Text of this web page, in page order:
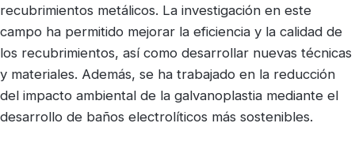
recubrimientos metálicos. La investigación en este
campo ha permitido mejorar la eficiencia y la calidad de
los recubrimientos, así como desarrollar nuevas técnicas
y materiales. Además, se ha trabajado en la reducción
del impacto ambiental de la galvanoplastia mediante el
desarrollo de baños electrolíticos más sostenibles.